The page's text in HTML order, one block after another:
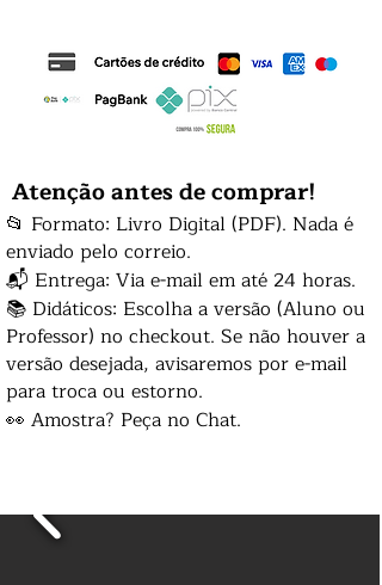
Atenção antes de comprar!
📂 Formato: Livro Digital (PDF). Nada é
enviado pelo correio.
📬 Entrega: Via e-mail em até 24 horas.
📚 Didáticos: Escolha a versão (Aluno ou
Professor) no checkout. Se não houver a
versão desejada, avisaremos por e-mail
para troca ou estorno.
👀 Amostra? Peça no Chat.